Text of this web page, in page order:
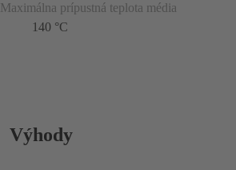
Maximálna prípustná teplota média
140 °C
Výhody